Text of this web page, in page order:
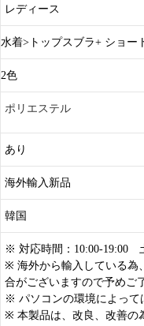
レディース
水着>トップスブラ+ ショー
2色
ポリエステル
あり
海外輸入新品
韓国
※ 対応時間：10:00-19:00
※ 海外から輸入している為
合がございますので予めご
※ パソコンの環境によって
※ 本製品は、改良、改善の